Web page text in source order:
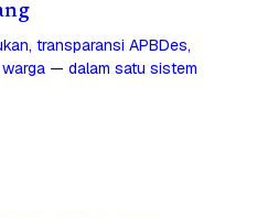
transparansi APBDes,
— dalam satu sistem